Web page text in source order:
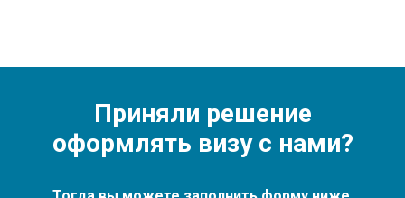
Приняли решение
оформлять визу с нами?